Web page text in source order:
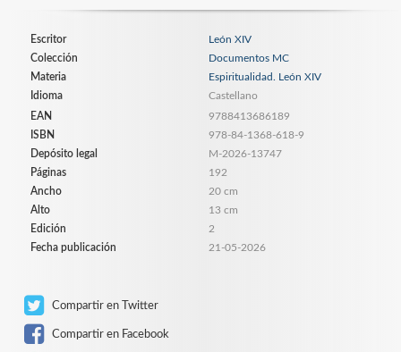
Escritor
León XIV
Colección
Documentos MC
Materia
Espiritualidad. León XIV
Idioma
Castellano
EAN
9788413686189
ISBN
978-84-1368-618-9
Depósito legal
M-2026-13747
Páginas
192
Ancho
20 cm
Alto
13 cm
Edición
2
Fecha publicación
21-05-2026
Compartir en Twitter
Compartir en Facebook